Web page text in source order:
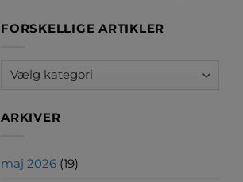
FORSKELLIGE ARTIKLER
Forskellige
artikler
ARKIVER
maj 2026 (19)